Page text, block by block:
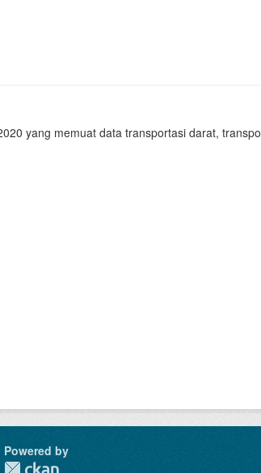
yang memuat data transportasi darat,
Powered by